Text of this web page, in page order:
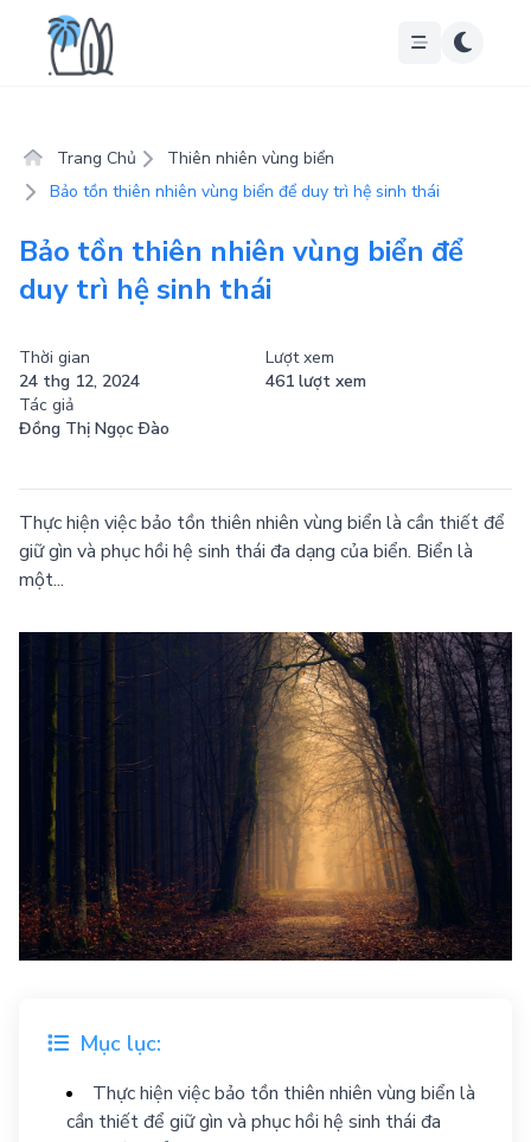
Trang Chủ
Thiên nhiên vùng biển
Bảo tồn thiên nhiên vùng biển để duy trì hệ sinh thái
Bảo tồn thiên nhiên vùng biển để
duy trì hệ sinh thái
Thời gian
24 thg 12, 2024
Lượt xem
461 lượt xem
Tác giả
Đồng Thị Ngọc Ðào
Thực hiện việc bảo tồn thiên nhiên vùng biển là cần thiết để
giữ gìn và phục hồi hệ sinh thái đa dạng của biển. Biển là
một...
Mục lục:
Thực hiện việc bảo tồn thiên nhiên vùng biển là
cần thiết để giữ gìn và phục hồi hệ sinh thái đa